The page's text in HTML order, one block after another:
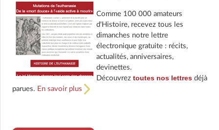
Comme 100 000 amateurs
d'Histoire, recevez tous les
dimanches notre lettre
électronique gratuite : récits,
actualités, anniversaires,
devinettes.
Découvrez toutes nos lettresdéjà
parues. En savoir plus